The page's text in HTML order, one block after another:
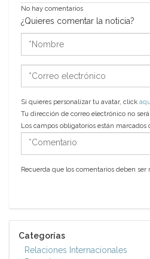
No hay comentarios
¿Quieres comentar la noticia?
*Nombre
*Correo
electrónico
Si quieres personalizar tu avatar, click
Tu dirección de correo electrónico no
Los campos obligatorios están marcados
*Comentario
Recuerda que los comentarios deben
Categorías
Relaciones Internacionales